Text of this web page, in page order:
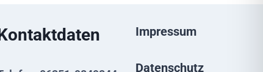
Impressum
Datenschutz